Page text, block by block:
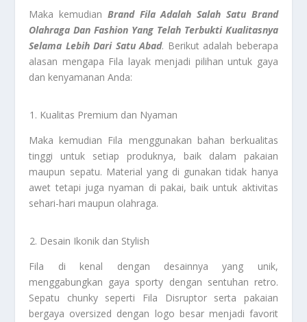
Maka kemudian Brand Fila Adalah Salah Satu Brand
Olahraga Dan Fashion Yang Telah Terbukti Kualitasnya
Selama Lebih Dari Satu Abad. Berikut adalah beberapa
alasan mengapa Fila layak menjadi pilihan untuk gaya
dan kenyamanan Anda:
Kualitas Premium dan Nyaman
Maka kemudian Fila menggunakan bahan berkualitas
tinggi untuk setiap produknya, baik dalam pakaian
maupun sepatu. Material yang di gunakan tidak hanya
awet tetapi juga nyaman di pakai, baik untuk aktivitas
sehari-hari maupun olahraga.
Desain Ikonik dan Stylish
Fila di kenal dengan desainnya yang unik,
menggabungkan gaya sporty dengan sentuhan retro.
Sepatu chunky seperti Fila Disruptor serta pakaian
bergaya oversized dengan logo besar menjadi favorit